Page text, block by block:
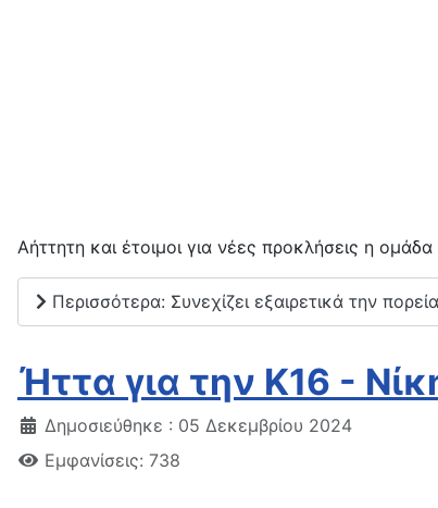
Αήττητη και έτοιμοι για νέες προκλήσεις η
Περισσότερα: Συνεχίζει εξαιρετικά την
Ήττα για την Κ16 -
Δημοσιεύθηκε : 05 Δεκεμβρίου 2024
Εμφανίσεις: 738